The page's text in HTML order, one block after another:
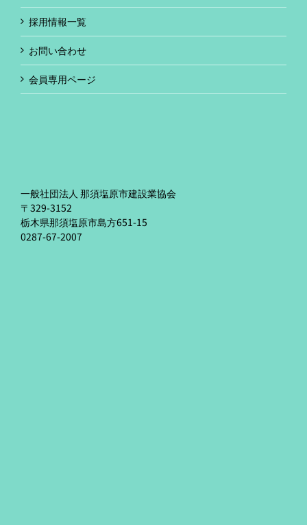
採用情報一覧
お問い合わせ
会員専用ページ
一般社団法人 那須塩原市建設業協会
〒329-3152
栃木県那須塩原市島方651-15
0287-67-2007